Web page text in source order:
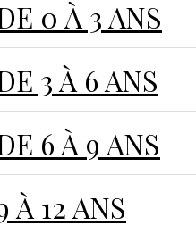
0 À 3 ANS
3 À 6 ANS
6 À 9 ANS
À 12 ANS